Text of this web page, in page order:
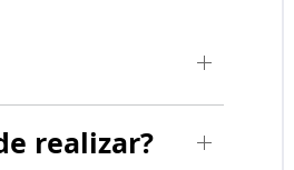
realizar?